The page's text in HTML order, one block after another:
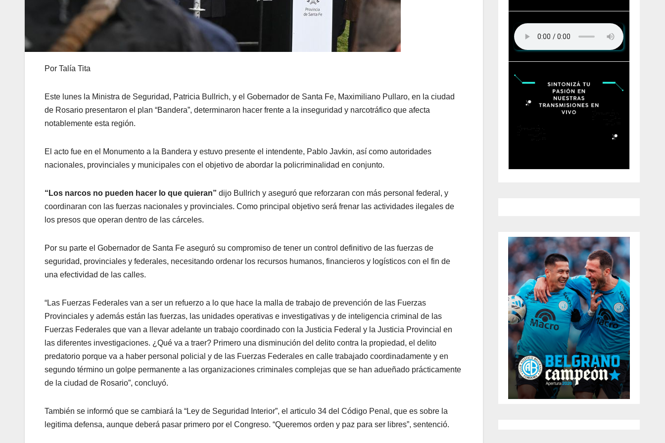
Por Talía Tita
Este lunes la Ministra de Seguridad, Patricia Bullrich, y el Gobernador de Santa Fe, Maximiliano Pullaro, en la ciudad
de Rosario presentaron el plan “Bandera”, determinaron hacer frente a la inseguridad y narcotráfico que afecta
notablemente esta región.
El acto fue en el Monumento a la Bandera y estuvo presente el intendente, Pablo Javkin, así como autoridades
nacionales, provinciales y municipales con el objetivo de abordar la policriminalidad en conjunto.
“Los narcos no pueden hacer lo que quieran” dijo Bullrich y aseguró que reforzaran con más personal federal, y
coordinaran con las fuerzas nacionales y provinciales. Como principal objetivo será frenar las actividades ilegales de
los presos que operan dentro de las cárceles.
Por su parte el Gobernador de Santa Fe aseguró su compromiso de tener un control definitivo de las fuerzas de
seguridad, provinciales y federales, necesitando ordenar los recursos humanos, financieros y logísticos con el fin de
una efectividad de las calles.
“Las Fuerzas Federales van a ser un refuerzo a lo que hace la malla de trabajo de prevención de las Fuerzas
Provinciales y además están las fuerzas, las unidades operativas e investigativas y de inteligencia criminal de las
Fuerzas Federales que van a llevar adelante un trabajo coordinado con la Justicia Federal y la Justicia Provincial en
las diferentes investigaciones. ¿Qué va a traer? Primero una disminución del delito contra la propiedad, el delito
predatorio porque va a haber personal policial y de las Fuerzas Federales en calle trabajado coordinadamente y en
segundo término un golpe permanente a las organizaciones criminales complejas que se han adueñado prácticamente
de la ciudad de Rosario”, concluyó.
También se informó que se cambiará la “Ley de Seguridad Interior”, el articulo 34 del Código Penal, que es sobre la
legitima defensa, aunque deberá pasar primero por el Congreso. “Queremos orden y paz para ser libres”, sentenció.